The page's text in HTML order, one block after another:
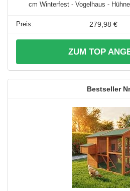
cm Winterfest - Vogelhaus -
279,98 €
ZUM TOP